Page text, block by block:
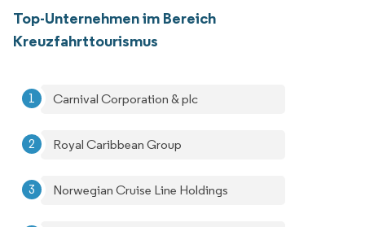
Top-Unternehmen im Bereich
Kreuzfahrttourismus
Carnival Corporation & plc
Royal Caribbean Group
Norwegian Cruise Line Holdings